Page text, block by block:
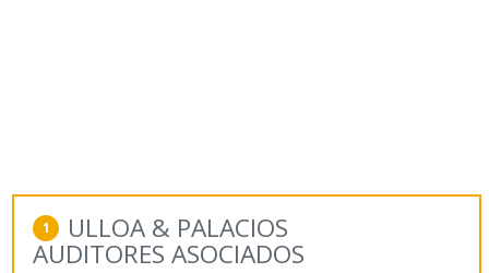
1 ULLOA & PALACIOS
AUDITORES ASOCIADOS